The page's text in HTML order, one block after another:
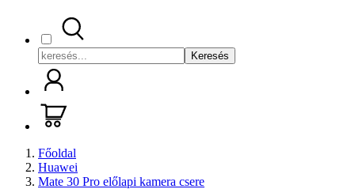
Keresés
Főoldal
Huawei
Mate 30 Pro előlapi kamera csere